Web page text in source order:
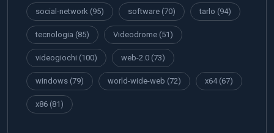
social-network (95) software (70) tarlo (94)
tecnologia (85) Videodrome (51)
videogiochi (100) web-2.0 (73)
windows (79) world-wide-web (72) x64(67)
x86 (81)